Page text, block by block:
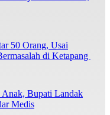
50 Orang, Usai
di Ketapang
Anak, Bupati Landak
Medis